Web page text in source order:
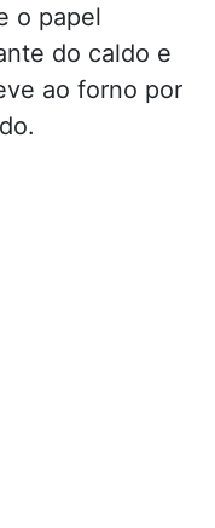
o papel
do caldo e
ao forno por